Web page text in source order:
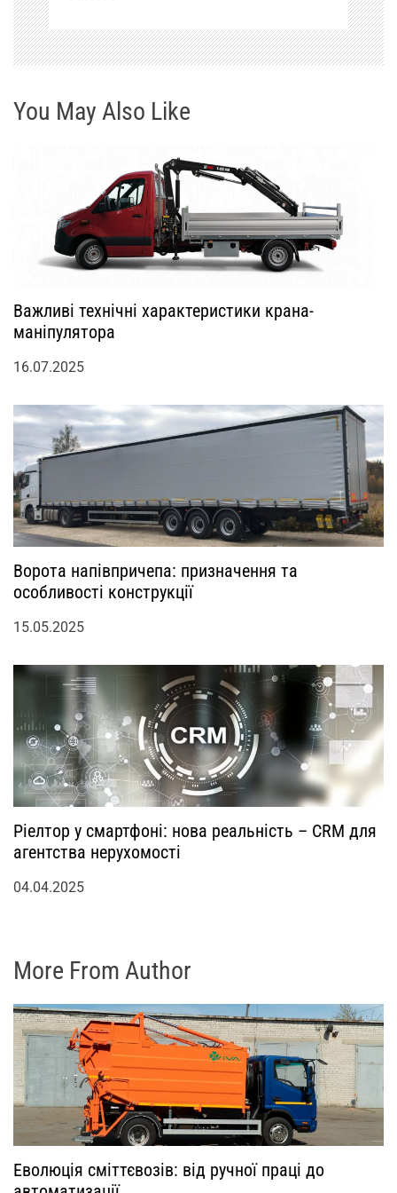
с
і
в
You May Also Like
Важливі технічні характеристики крана-
маніпулятора
16.07.2025
Ворота напівпричепа: призначення та
особливості конструкції
15.05.2025
Ріелтор у смартфоні: нова реальність – CRM для
агентства нерухомості
04.04.2025
More From Author
Еволюція сміттєвозів: від ручної праці до